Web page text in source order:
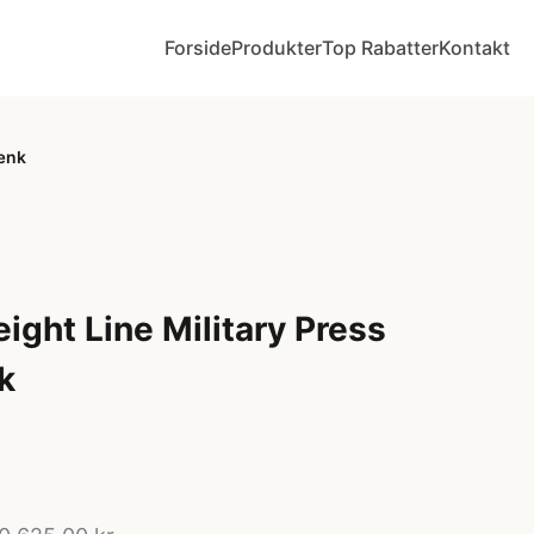
ForsideProdukterTop RabatterKontakt
Line Military Press